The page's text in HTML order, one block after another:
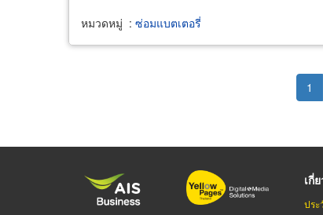
หมวดหมู่ : ซ่อมแบตเตอรี่
1
เกี่
ปร